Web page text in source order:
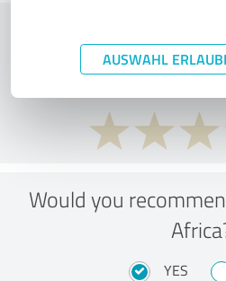
AUSWAHL
What do you
Would you
YES